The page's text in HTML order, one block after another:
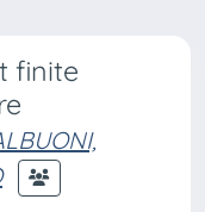
finite